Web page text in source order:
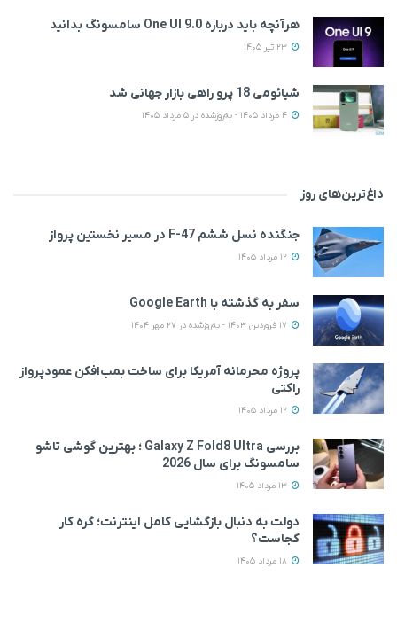
هرآنچه باید درباره One UI 9.0 سامسونگ بدانید
شیائومی 18 پرو راهی بازار جهانی شد
داغ‌ترین‌های روز
جنگنده نسل ششم F-47 در مسیر نخستین پرواز
سفر به گذشته با Google Earth
پروژه محرمانه آمریکا برای ساخت بمب‌افکن عمودپرواز
راکتی
بررسی Galaxy Z Fold8 Ultra ؛ بهترین گوشی تاشو
سامسونگ برای سال 2026
دولت به دنبال بازگشایی کامل اینترنت؛ گره کار
کجاست؟